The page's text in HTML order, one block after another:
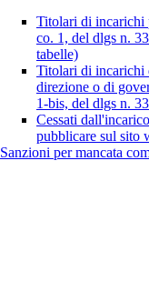
Titolari di incarichi
co. 1, del dlgs n.
tabelle)
Titolari di incarichi
direzione o di
1-bis, del dlgs n.
Cessati
pubblicare sul sito
Sanzioni per mancata